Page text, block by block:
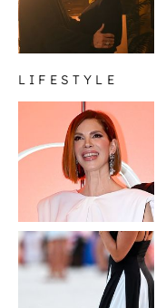
LIFESTYLE